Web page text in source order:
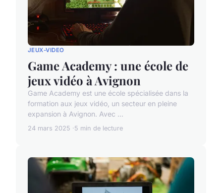
JEUX-VIDEO
Game Academy : une école de
jeux vidéo à Avignon
Game Academy est une école spécialisée dans la
formation aux jeux vidéo, un secteur en pleine
expansion à Avignon. Avec ...
24 mars 2025 5 min de lecture